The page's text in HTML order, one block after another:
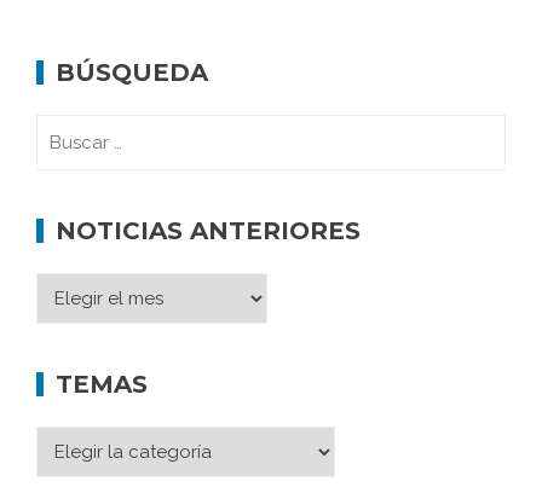
BÚSQUEDA
NOTICIAS ANTERIORES
TEMAS